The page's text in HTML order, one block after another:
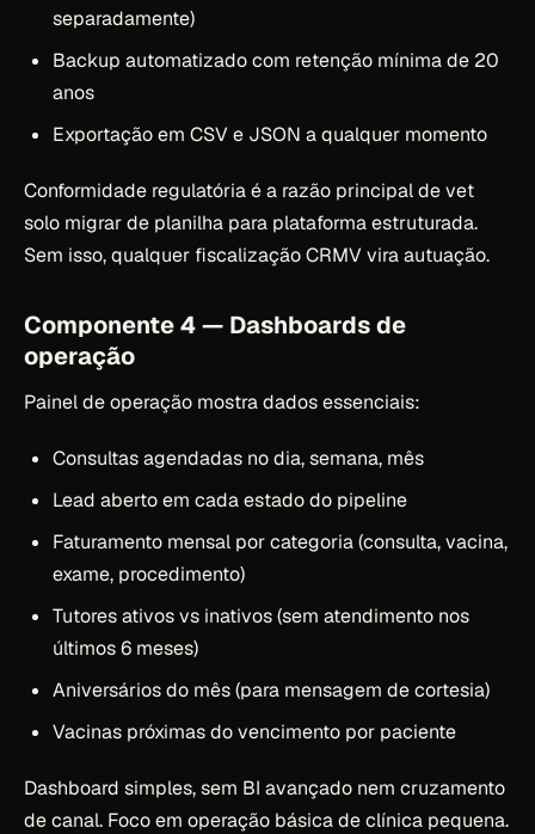
separadamente)
Backup automatizado com retenção mínima de 20
anos
Exportação em CSV e JSON a qualquer momento
Conformidade regulatória é a razão principal de vet
solo migrar de planilha para plataforma estruturada.
Sem isso, qualquer fiscalização CRMV vira autuação.
Componente 4 — Dashboards de
operação
Painel de operação mostra dados essenciais:
Consultas agendadas no dia, semana, mês
Lead aberto em cada estado do pipeline
Faturamento mensal por categoria (consulta, vacina,
exame, procedimento)
Tutores ativos vs inativos (sem atendimento nos
últimos 6 meses)
Aniversários do mês (para mensagem de cortesia)
Vacinas próximas do vencimento por paciente
Dashboard simples, sem BI avançado nem cruzamento
de canal. Foco em operação básica de clínica pequena.